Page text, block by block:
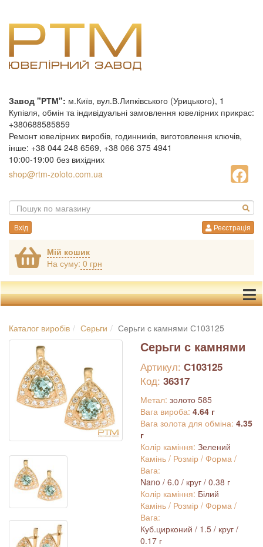
Завод "РТМ": м.Київ, вул.В.Липківського (Урицького), 1
Купівля, обмін та індивідуальні замовлення ювелірних прикрас:
+380688585859
Ремонт ювелірних виробів, годинників, виготовлення ключів,
інше: +38 044 248 6569, +38 066 375 4941
10:00-19:00 без вихідних
shop@rtm-zoloto.com.ua
Вхід Реєстрація
Мій кошик
На суму: 0 грн
Каталог виробів Серьги Серьги с камнями С103125
Серьги с камнями
Артикул: С103125
Код: 36317
Метал: золото 585
Вага вироба: 4.64 г
Вага золота для обміна: 4.35
г
Колір каміння: Зелений
Камінь / Розмір / Форма /
Вага:
Nano / 6.0 / круг / 0.38 г
Колір каміння: Білий
Камінь / Розмір / Форма /
Вага:
Куб.цирконий / 1.5 / круг /
0.17 г